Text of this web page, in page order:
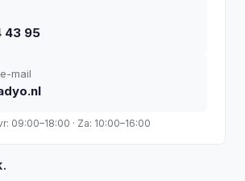
43 95
mail
09:00–18:00 · Za: 10:00–16:00